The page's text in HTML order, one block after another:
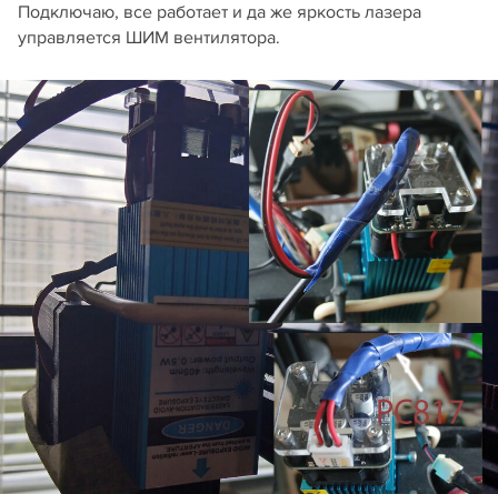
Подключаю, все работает и да же яркость лазера
управляется ШИМ вентилятора.